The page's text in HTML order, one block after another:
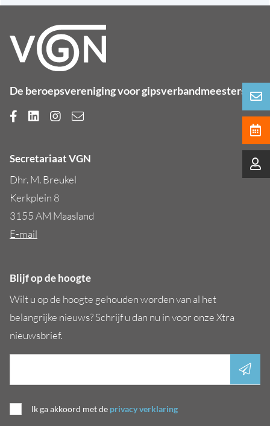
De beroepsvereniging voor gipsverbandmeesters
Secretariaat VGN
Dhr. M. Breukel
Kerkplein 8
3155 AM Maasland
E-mail
Blijf op de hoogte
Wilt u op de hoogte gehouden worden van al het
belangrijke nieuws? Schrijf u dan nu in voor onze Xtra
nieuwsbrief.
Ik ga akkoord met de privacy verklaring